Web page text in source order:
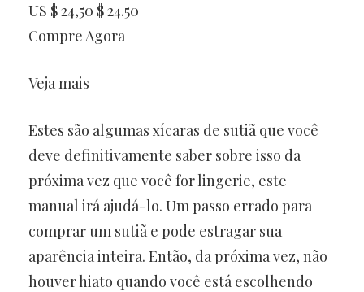
US $ 24,50 $ 24.50
Compre Agora
Veja mais
Estes são algumas xícaras de sutiã que você
deve definitivamente saber sobre isso da
próxima vez que você for lingerie, este
manual irá ajudá-lo. Um passo errado para
comprar um sutiã e pode estragar sua
aparência inteira. Então, da próxima vez, não
houver hiato quando você está escolhendo